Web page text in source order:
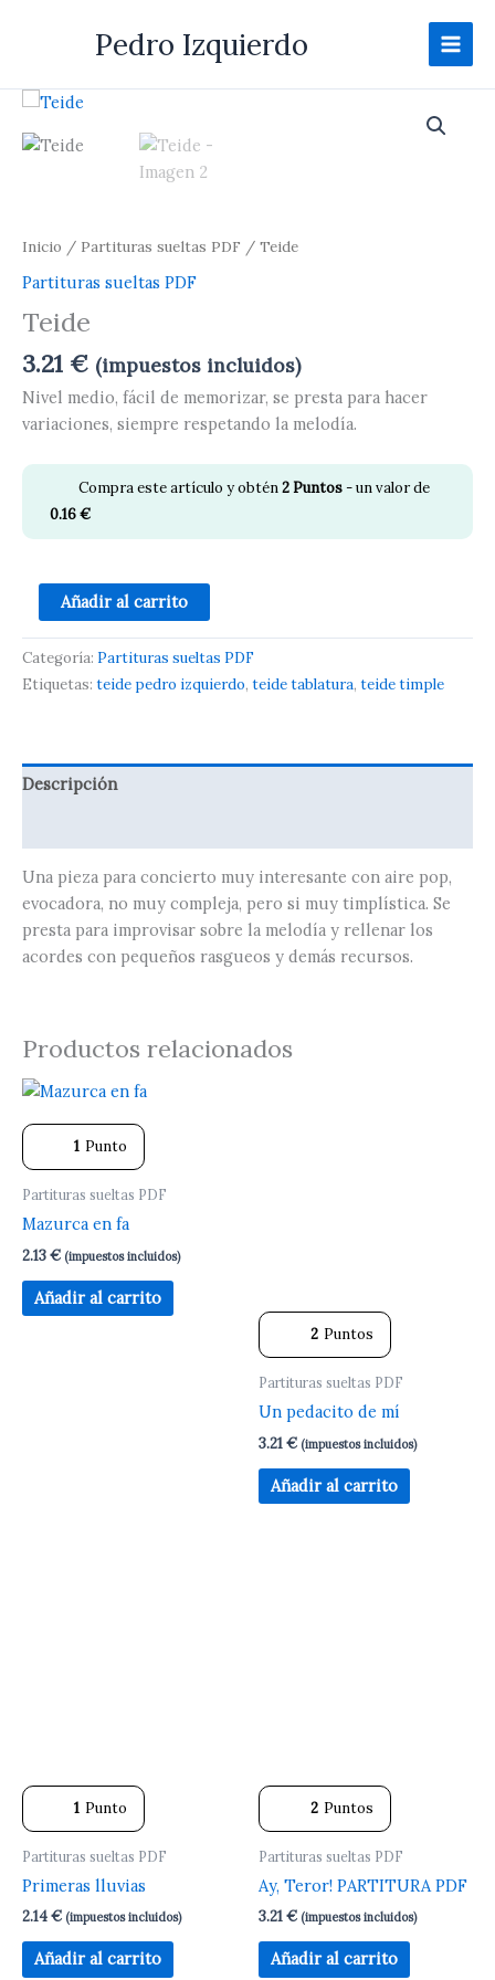
Pedro Izquierdo
Inicio / Partituras sueltas PDF / Teide
Partituras sueltas PDF
Teide
3.21 € (impuestos incluidos)
Nivel medio, fácil de memorizar, se presta para hacer
variaciones, siempre respetando la melodía.
Compra este artículo y obtén2Puntos- un valor de
0.16€
Teide
cantidad
Añadir al carrito
Categoría: Partituras sueltas PDF
Etiquetas: teide pedro izquierdo, teide tablatura, teide timple
Descripción
Una pieza para concierto muy interesante con aire pop,
evocadora, no muy compleja, pero si muy timplística. Se
presta para improvisar sobre la melodía y rellenar los
acordes con pequeños rasgueos y demás recursos.
Productos relacionados
1 Punto
Partituras sueltas PDF
Mazurca en fa
2.13€ (impuestos incluidos)
Añadir al carrito
2 Puntos
Partituras sueltas PDF
Un pedacito de mí
3.21€ (impuestos incluidos)
Añadir al carrito
1 Punto
Partituras sueltas PDF
Primeras lluvias
2.14€ (impuestos incluidos)
Añadir al carrito
2 Puntos
Partituras sueltas PDF
Ay, Teror! PARTITURA PDF
3.21€ (impuestos incluidos)
Añadir al carrito